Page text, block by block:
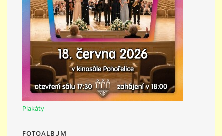
GDPR
ZUŠ Pohořelice
Školní 462
Pohořelice
691 23
Plakáty
FOTOALBUM